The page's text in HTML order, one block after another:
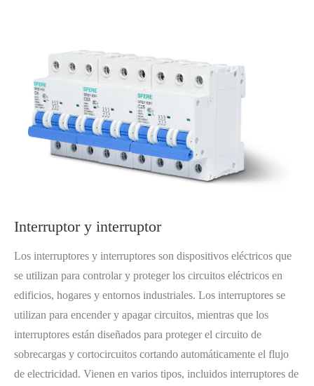
Interruptor y interruptor
Los interruptores y interruptores son dispositivos eléctricos que
se utilizan para controlar y proteger los circuitos eléctricos en
edificios, hogares y entornos industriales. Los interruptores se
utilizan para encender y apagar circuitos, mientras que los
interruptores están diseñados para proteger el circuito de
sobrecargas y cortocircuitos cortando automáticamente el flujo
de electricidad. Vienen en varios tipos, incluidos interruptores de